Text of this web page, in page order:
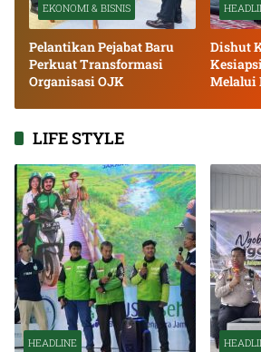
EKONOMI & BISNIS
Pelantikan Pejabat Baru
Perkuat Transformasi
Organisasi OJK
Dishut
Melalui
LIFE STYLE
HEADLINE